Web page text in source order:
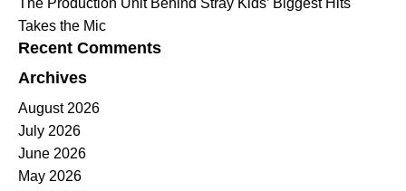
Takes the Mic
Recent Comments
Archives
August 2026
July 2026
June 2026
May 2026